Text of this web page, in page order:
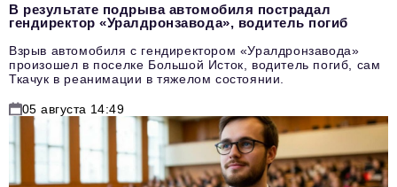
В результате подрыва автомобиля пострадал
гендиректор «Уралдронзавода», водитель погиб
Взрыв автомобиля с гендиректором «Уралдронзавода»
произошел в поселке Большой Исток, водитель погиб, сам
Ткачук в реанимации в тяжелом состоянии.
05 августа 14:49